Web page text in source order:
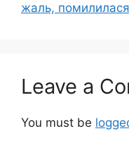
жаль,
Leave a
You must be